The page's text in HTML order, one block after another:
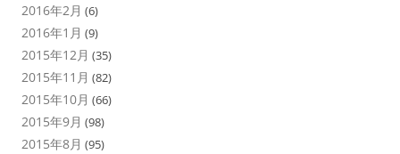
2016年2月 (6)
2016年1月 (9)
2015年12月 (35)
2015年11月 (82)
2015年10月 (66)
2015年9月 (98)
2015年8月 (95)